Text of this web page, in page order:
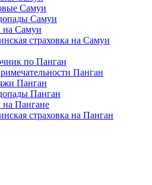
Самуи
Самуи
на Самуи
страховка на Самуи
по Панган
Панган
Панган
Панган
на Пангане
страховка на Панган